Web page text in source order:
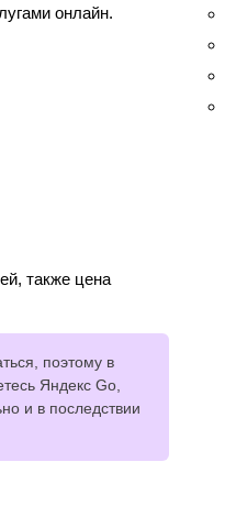
онлайн.
также цена
поэтому в
Яндекс Go,
и в последствии